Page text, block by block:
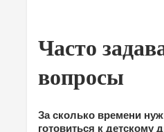
Часто
вопросы
За сколько времени
готовиться к детскому